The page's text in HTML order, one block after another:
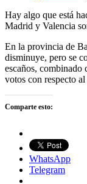
Hay algo que está
Madrid y Valencia
En la provincia de
disminuye, pero se
escaños, combinado
votos con respecto
Comparte esto:
WhatsApp
Telegram